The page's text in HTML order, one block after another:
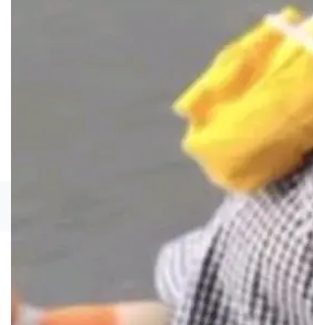
境、兼容场景、一键直出”。 Hy ASR 3.0
w 不要求标准普通话，方言识别覆盖粤语
等 10 大方言片区和 20 余个二级小片区。
源评测集中，Hy ASR 3.0 preview 在多语
©OSCHINA(OSChina.NET)